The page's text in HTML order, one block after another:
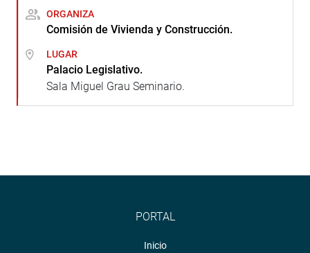
ORGANIZA
Comisión de Vivienda y Construcción.
LUGAR
Palacio Legislativo.
Sala Miguel Grau Seminario.
PORTAL
Inicio